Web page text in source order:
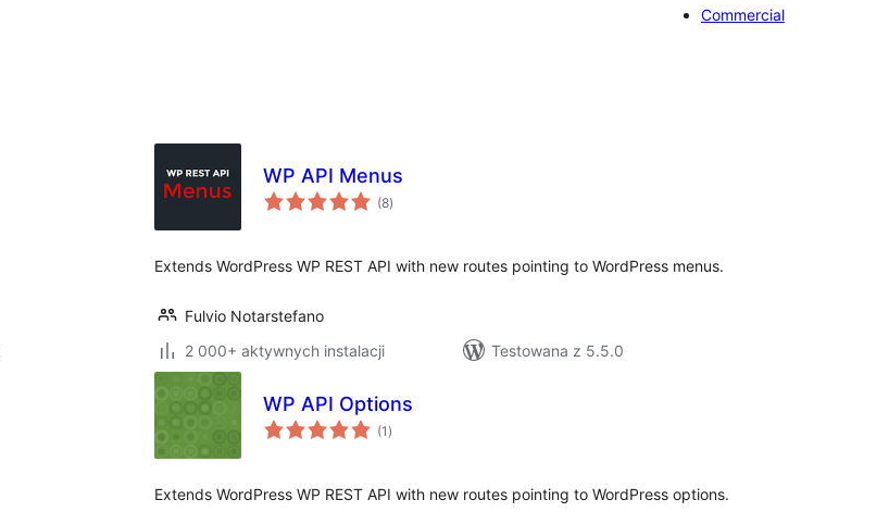
Commercial
WP API Menus
(8wszystkich
ocen
)
Extends WordPress WP REST API with new routes pointing to WordPress menus.
Fulvio Notarstefano
2 000+ aktywnych instalacji
Testowana z 5.5.0
WP API Options
(1 wszystkich
ocen
)
Extends WordPress WP REST API with new routes pointing to WordPress options.